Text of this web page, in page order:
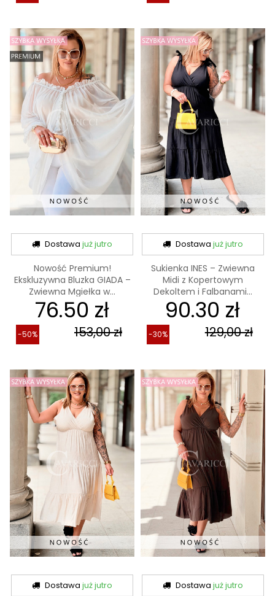
Dostawajuż jutro
Nowość Premium!
Ekskluzywna Bluzka GIADA –
Zwiewna Mgiełka w...
76.50 zł
153,00 zł
-50%
Dostawa już jutro
Sukienka INES – Zwiewna
Midi z Kopertowym
Dekoltem i Falbanami...
90.30 zł
129,00 zł
-30%
Dostawajuż jutro Dostawa już jutro